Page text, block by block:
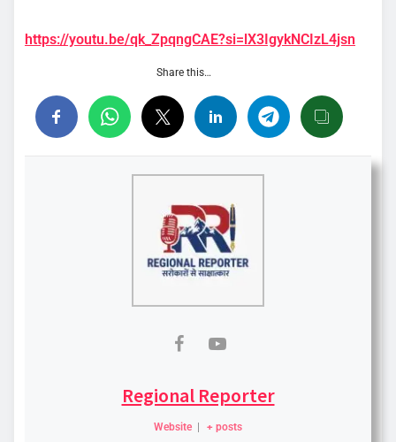
https://youtu.be/qk_ZpqngCAE?si=lX3IgykNCIzL4jsn
Share this…
Regional Reporter
Website + posts